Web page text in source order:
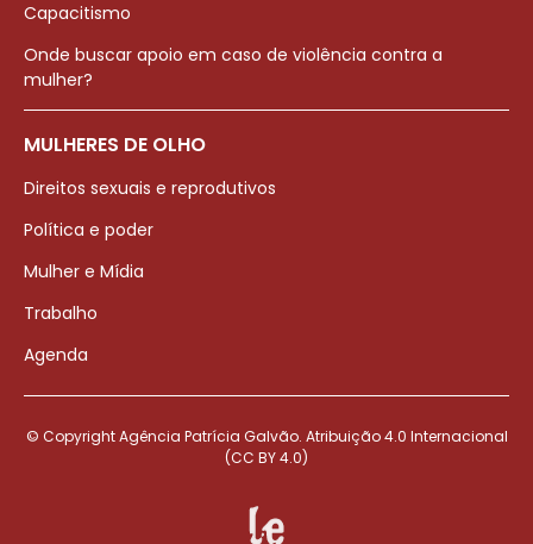
Capacitismo
Onde buscar apoio em caso de violência contra a
mulher?
MULHERES DE OLHO
Direitos sexuais e reprodutivos
Política e poder
Mulher e Mídia
Trabalho
Agenda
© Copyright Agência Patrícia Galvão. Atribuição 4.0 Internacional
(CC BY 4.0)